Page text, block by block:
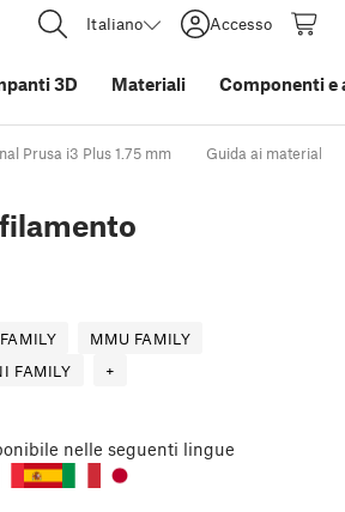
Italiano Accesso
3D Materiali Componenti e
Prusa i3 Plus 1.75 mm Guida ai materiali
MMU FAMILY
FAMILY +
nelle seguenti lingue